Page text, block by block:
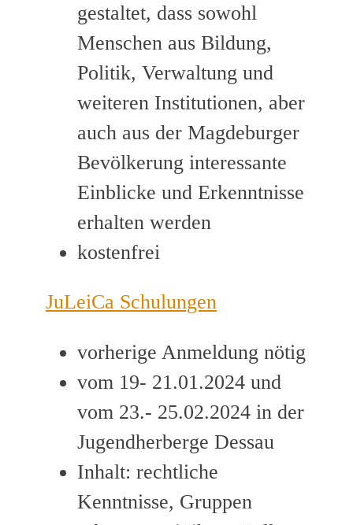
gestaltet, dass sowohl
Menschen aus Bildung,
Politik, Verwaltung und
weiteren Institutionen, aber
auch aus der Magdeburger
Bevölkerung interessante
Einblicke und Erkenntnisse
erhalten werden
kostenfrei
JuLeiCa Schulungen
vorherige Anmeldung nötig
vom 19- 21.01.2024 und
vom 23.- 25.02.2024 in der
Jugendherberge Dessau
Inhalt: rechtliche
Kenntnisse, Gruppen